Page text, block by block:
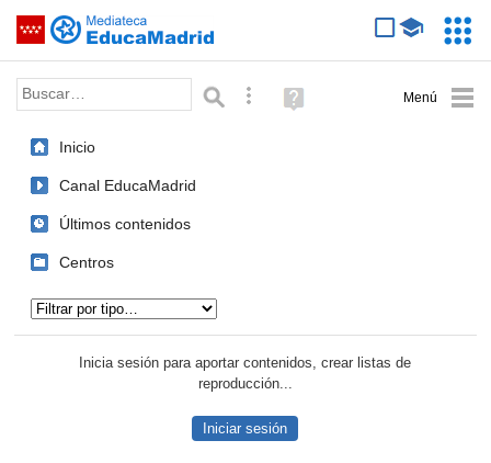
Saltar navegación
Palabra o frase: Búsqueda avanzada
Ayuda
(en
Inicio
Canal EducaMadrid
Últimos contenidos
Centros
Inicia sesión para aportar contenidos, crear listas de
reproducción...
Iniciar sesión